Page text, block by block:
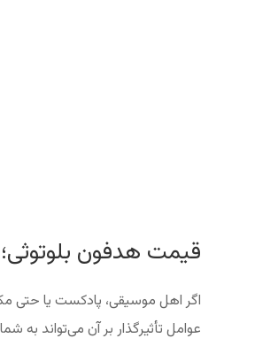
قیمت هدفون
اگر اهل موسیقی، پادکست یا حتی
عوامل تأثیرگذار بر آن می‌تواند به